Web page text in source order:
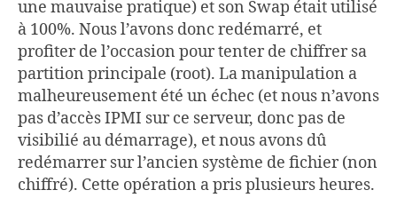
une mauvaise pratique) et son Swap était utilisé
à 100%. Nous l’avons donc redémarré, et
profiter de l’occasion pour tenter de chiffrer sa
partition principale (root). La manipulation a
malheureusement été un échec (et nous n’avons
pas d’accès IPMI sur ce serveur, donc pas de
visibilié au démarrage), et nous avons dû
redémarrer sur l’ancien système de fichier (non
chiffré). Cette opération a pris plusieurs heures.